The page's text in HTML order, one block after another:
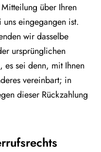
über Ihren
eingegangen ist.
wir dasselbe
ursprünglichen
es sei denn, mit Ihnen
vereinbart; in
dieser Rückzahlung